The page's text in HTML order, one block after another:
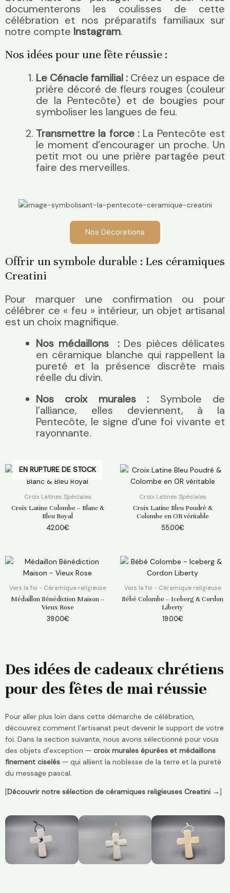
documenterons les coulisses de cette
célébration et nos préparatifs familiaux sur
notre compte Instagram.
Nos idées pour une fête réussie :
Le Cénacle familial : Créez un espace de
prière décoré de fleurs rouges (couleur
de la Pentecôte) et de bougies pour
symboliser les langues de feu.
Transmettre la force : La Pentecôte est
le moment d’encourager un proche. Un
petit mot ou une prière partagée peut
faire des merveilles.
Nos Décorations
Offrir un symbole durable : Les céramiques
Creatini
Pour marquer une confirmation ou pour
célébrer ce « feu » intérieur, un objet artisanal
est un choix magnifique.
Nos médaillons :Des pièces délicates
en céramique blanche qui rappellent la
pureté et la présence discrète mais
réelle du divin.
Nos croix murales : Symbole de
l’alliance, elles deviennent, à la
Pentecôte, le signe d’une foi vivante et
rayonnante.
EN RUPTURE DE STOCK
Croix Latines Spéciales
Croix Latine Colombe – Blanc &
Bleu Royal
42.00€
Croix Latines Spéciales
Croix Latine Bleu Poudré &
Colombe en OR véritable
55.00€
Vers la foi - Céramique religieuse
Médaillon Bénédiction Maison –
Vieux Rose
39.00€
Vers la foi - Céramique religieuse
Bébé Colombe – Iceberg & Cordon
Liberty
19.00€
Des idées de cadeaux chrétiens
pour des fêtes de mai réussie
Pour aller plus loin dans cette démarche de célébration,
découvrez comment l’artisanat peut devenir le support de votre
foi. Dans la section suivante, nous avons sélectionné pour vous
des objets d’exception — croix murales épurées et médaillons
finement ciselés — qui allient la noblesse de la terre et la pureté
du message pascal.
[Découvrir notre sélection de céramiques religieuses Creatini →]